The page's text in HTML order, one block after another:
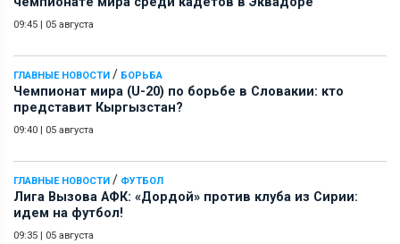
09:45 05 августа
ГЛАВНЫЕ НОВОСТИ / БОРЬБА
Чемпионат мира (U-20) по борьбе в Словакии: кто
представит Кыргызстан?
09:40 05 августа
ГЛАВНЫЕ НОВОСТИ / ФУТБОЛ
Лига Вызова АФК: «Дордой» против клуба из Сирии:
идем на футбол!
09:35 05 августа